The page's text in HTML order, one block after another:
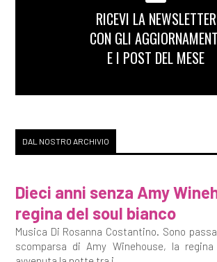
RICEVI LA NEWSLETTER
CON GLI
E I POST DEL MESE
DAL NOSTRO ARCHIVIO
Dieci anni senza Amy
regina del soul bianco
Musica Di Rosanna Costantino. Sono
scomparsa di Amy Winehouse, la